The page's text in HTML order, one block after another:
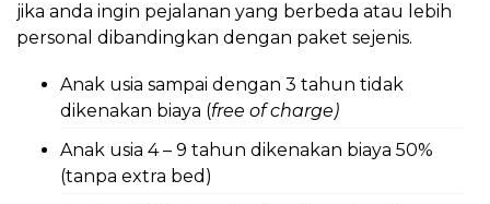
jika anda ingin pejalanan yang berbeda atau lebih
personal dibandingkan dengan paket sejenis.
Anak usia sampai dengan 3 tahun tidak
dikenakan biaya (free of charge)
Anak usia 4 – 9 tahun dikenakan biaya 50%
(tanpa extra bed)